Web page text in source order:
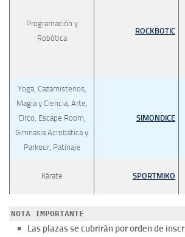
Programación y
Robótica
ROCKBOTIC
Yoga, Cazamisterios,
Magia y Ciencia, Arte,
Circo, Escape Room,
Gimnasia Acrobática y
Parkour, Patinaje
SIMONDICE
Kárate SPORTMIKO
NOTA IMPORTANTE
Las plazas se cubrirán por orden de